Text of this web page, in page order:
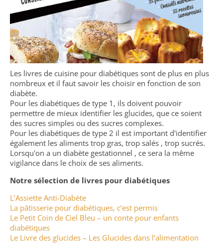
Les livres de cuisine pour diabétiques sont de plus en plus
nombreux et il faut savoir les choisir en fonction de son
diabète.
Pour les diabétiques de type 1, ils doivent pouvoir
permettre de mieux identifier les glucides, que ce soient
des sucres simples ou des sucres complexes.
Pour les diabétiques de type 2 il est important d'identifier
également les aliments trop gras, trop salés , trop sucrés.
Lorsqu'on a un diabète gestationnel , ce sera la même
vigilance dans le choix de ses aliments.
Notre sélection de livres pour diabétiques
L’Assiette Anti-Diabète
La pâtisserie pour diabétiques, c’est permis
Le Petit Coin de Ciel Bleu – un conte pour enfants
diabétiques
Le Livre des glucides – Les Glucides dans l’alimentation